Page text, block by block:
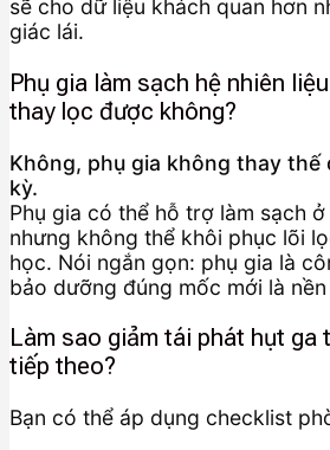
sẽ cho dữ liệu khách quan hơn
giác lái.
Phụ gia làm sạch hệ nhiên
thay lọc được không?
Không, phụ gia không thay
kỳ.
Phụ gia có thể hỗ trợ làm sạch
nhưng không thể khôi phục lõi
học. Nói ngắn gọn: phụ gia là
bảo dưỡng đúng mốc mới là
Làm sao giảm tái phát hụt ga
tiếp theo?
Bạn có thể áp dụng checklist